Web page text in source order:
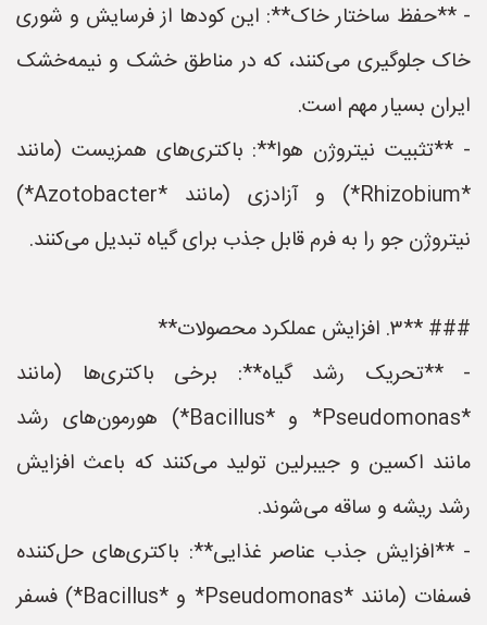
- **حفظ ساختار خاک**: این کودها از فرسایش و شوری
خاک جلوگیری می‌کنند، که در مناطق خشک و نیمه‌خشک
ایران بسیار مهم است.
- **تثبیت نیتروژن هوا**: باکتری‌های همزیست (مانند
*Rhizobium*) و آزادزی (مانند *Azotobacter*)
نیتروژن جو را به فرم قابل جذب برای گیاه تبدیل می‌کنند.
### **۳. افزایش عملکرد محصولات**
- **تحریک رشد گیاه**: برخی باکتری‌ها (مانند
*Pseudomonas* و *Bacillus*) هورمون‌های رشد
مانند اکسین و جیبرلین تولید می‌کنند که باعث افزایش
رشد ریشه و ساقه می‌شوند.
- **افزایش جذب عناصر غذایی**: باکتری‌های حل‌کننده
فسفات (مانند *Pseudomonas* و *Bacillus*) فسفر